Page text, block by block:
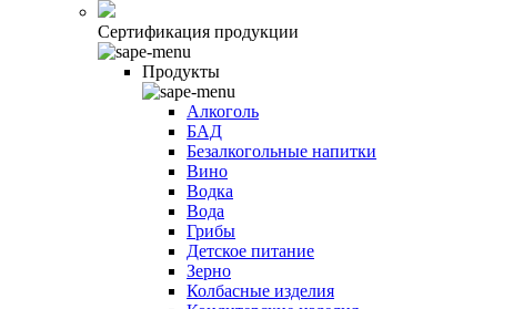
Сертификация продукции
Продукты
Алкоголь
БАД
Безалкогольные напитки
Вино
Водка
Вода
Грибы
Детское питание
Зерно
Колбасные изделия